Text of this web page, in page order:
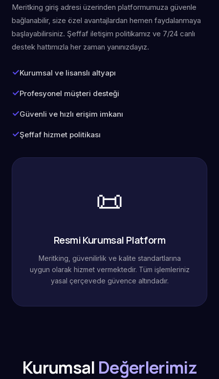
Meritking giriş adresi üzerinden platformumuza güvenle
bağlanabilir, size özel avantajlardan hemen faydalanmaya
başlayabilirsiniz. Şeffaf iletişim politikamız ve 7/24 canlı
destek hattımızla her zaman yanınızdayız.
Kurumsal ve lisanslı altyapı
Profesyonel müşteri desteği
Güvenli ve hızlı erişim imkanı
Şeffaf hizmet politikası
📜
Resmi Kurumsal Platform
Meritking, güvenilirlik ve kalite standartlarına
uygun olarak hizmet vermektedir. Tüm işlemleriniz
yasal çerçevede güvence altındadır.
Kurumsal Değerlerimiz